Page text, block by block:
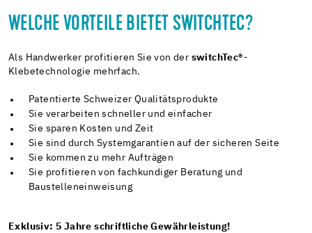
WELCHE VORTEILE BIETET SWITCHTEC?
Als Handwerker profitieren Sie von der switchTec® -
Klebetechnologie mehrfach.
Patentierte Schweizer Qualitätsprodukte
Sie verarbeiten schneller und einfacher
Sie sparen Kosten und Zeit
Sie sind durch Systemgarantien auf der sicheren Seite
Sie kommen zu mehr Aufträgen
Sie profitieren von fachkundiger Beratung und
Baustelleneinweisung
Exklusiv: 5 Jahre schriftliche Gewährleistung!